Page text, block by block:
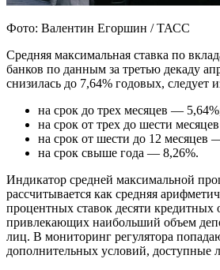
Фото: Валентин Егоршин / ТАСС
Средняя максимальная ставка по
банков по данным за третью декаду
снизилась до 7,64% годовых, следует
на срок до трех месяцев —
на срок от трех до шести
на срок от шести до 12 месяцев
на срок свыше года — 8,26%.
Индикатор средней максимальной
рассчитывается как средняя
процентных ставок десяти кредитных
привлекающих наибольший объем
лиц. В мониторинг регулятора
дополнительных условий, доступные